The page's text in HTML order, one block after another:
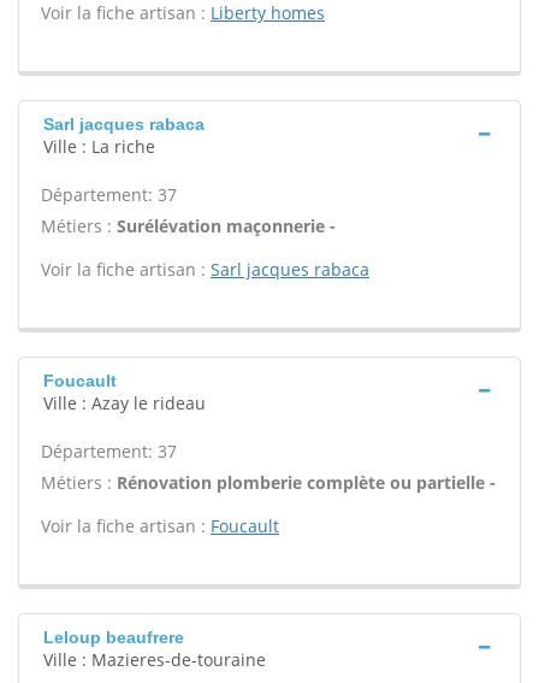
Voir la fiche artisan : Liberty homes
Sarl jacques rabaca
Ville : La riche
Département: 37
Métiers : Surélévation maçonnerie -
Voir la fiche artisan : Sarl jacques rabaca
Foucault
Ville : Azay le rideau
Département: 37
Métiers : Rénovation plomberie complète ou partielle -
Voir la fiche artisan : Foucault
Leloup beaufrere
Ville : Mazieres-de-touraine